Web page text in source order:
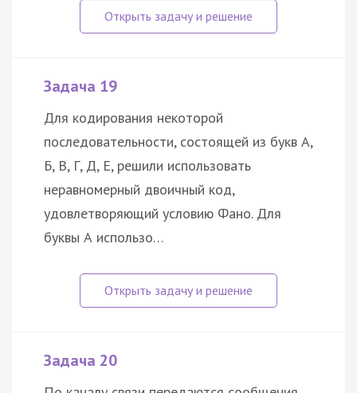
Задача 19
Для кодирования некоторой
последовательности, состоящей из букв А,
Б, В, Г, Д, Е, решили использовать
неравномерный двоичный код,
удовлетворяющий условию Фано. Для
буквы А использо…
Задача 20